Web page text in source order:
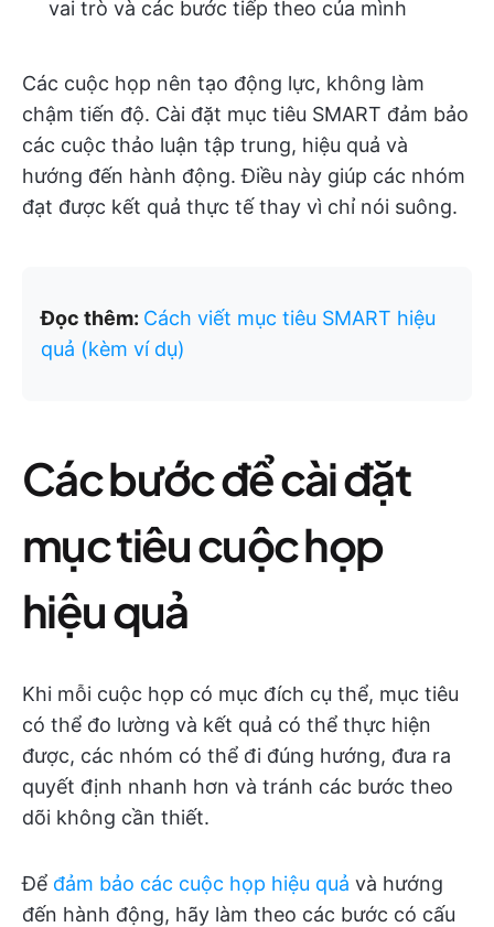
vai trò và các bước tiếp theo của mình
Các cuộc họp nên tạo động lực, không làm
chậm tiến độ. Cài đặt mục tiêu SMART đảm bảo
các cuộc thảo luận tập trung, hiệu quả và
hướng đến hành động. Điều này giúp các nhóm
đạt được kết quả thực tế thay vì chỉ nói suông.
Đọc thêm: Cách viết mục tiêu SMART hiệu
quả (kèm ví dụ)
Các bước để cài đặt
mục tiêu cuộc họp
hiệu quả
Khi mỗi cuộc họp có mục đích cụ thể, mục tiêu
có thể đo lường và kết quả có thể thực hiện
được, các nhóm có thể đi đúng hướng, đưa ra
quyết định nhanh hơn và tránh các bước theo
dõi không cần thiết.
Để đảm bảo các cuộc họp hiệu quả và hướng
đến hành động, hãy làm theo các bước có cấu